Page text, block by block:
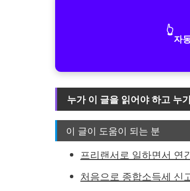
👆
자
누가 이 글을 읽어야 하고 누
이 글이 도움이 되는 분
프리랜서로 일하면서 연
처음으로 종합소득세 신